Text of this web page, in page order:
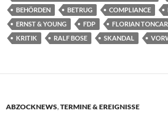
BEHÖRDEN
BETRUG COMPLIANCE
ERNST & YOUNG
FDP FLORIAN TONCAR
KRITIK
RALF BOSE SKANDAL
ABZOCKNEWS,TERMINE & EREIGNISSE